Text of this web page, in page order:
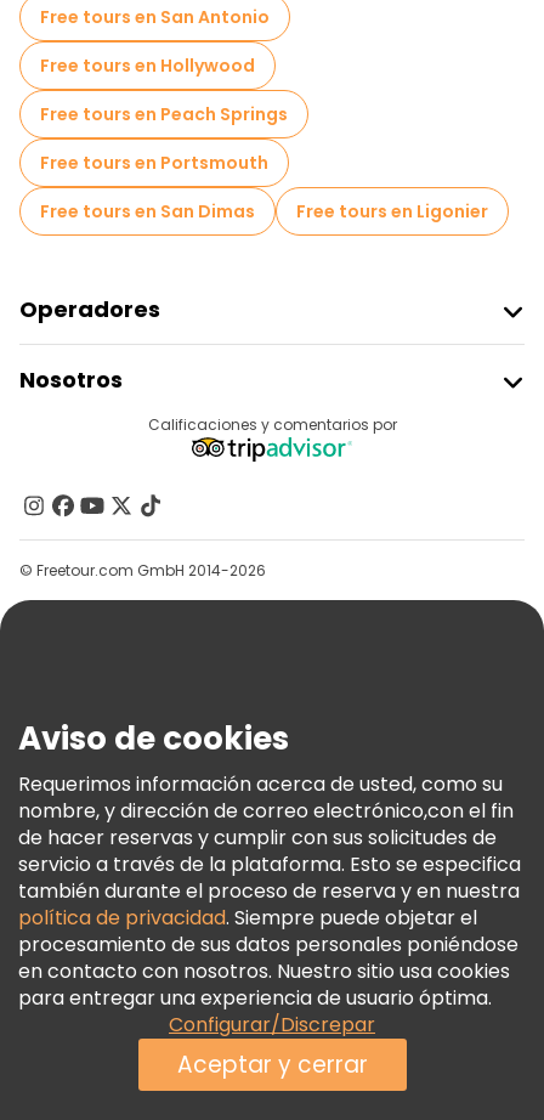
Free tours en San Antonio
Free tours en Hollywood
Free tours en Peach Springs
Free tours en Portsmouth
Free tours en San Dimas
Free tours en Ligonier
Operadores
Acceder Como Proveedor
Programa De Afiliados
Nosotros
Contacto
Grupos
Ayuda
Términos E Información Legal
Política De Cookies
Freetour Premios
Programa De Fidelidad
Calificaciones y comentarios por
© Freetour.com GmbH 2014-2026
Aviso de cookies
Requerimos información acerca de usted, como su
nombre, y dirección de correo electrónico,con el fin
de hacer reservas y cumplir con sus solicitudes de
servicio a través de la plataforma. Esto se especifica
también durante el proceso de reserva y en nuestra
política de privacidad. Siempre puede objetar el
procesamiento de sus datos personales poniéndose
en contacto con nosotros. Nuestro sitio usa cookies
para entregar una experiencia de usuario óptima.
Configurar/Discrepar
Aceptar y cerrar